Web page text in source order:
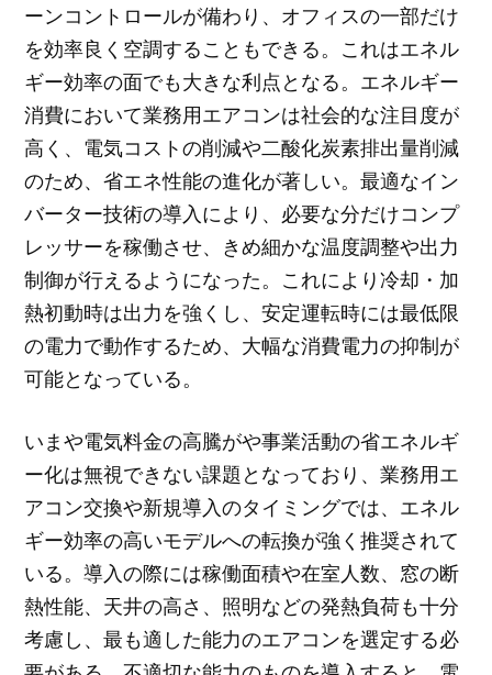
ーンコントロールが備わり、オフィスの一部だけ
を効率良く空調することもできる。これはエネル
ギー効率の面でも大きな利点となる。エネルギー
消費において業務用エアコンは社会的な注目度が
高く、電気コストの削減や二酸化炭素排出量削減
のため、省エネ性能の進化が著しい。最適なイン
バーター技術の導入により、必要な分だけコンプ
レッサーを稼働させ、きめ細かな温度調整や出力
制御が行えるようになった。これにより冷却・加
熱初動時は出力を強くし、安定運転時には最低限
の電力で動作するため、大幅な消費電力の抑制が
可能となっている。
いまや電気料金の高騰がや事業活動の省エネルギ
ー化は無視できない課題となっており、業務用エ
アコン交換や新規導入のタイミングでは、エネル
ギー効率の高いモデルへの転換が強く推奨されて
いる。導入の際には稼働面積や在室人数、窓の断
熱性能、天井の高さ、照明などの発熱負荷も十分
考慮し、最も適した能力のエアコンを選定する必